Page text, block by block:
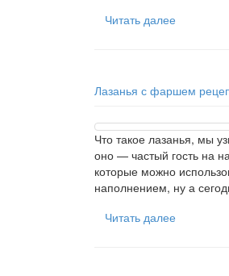
Читать далее
Лазанья с фаршем
Что такое лазанья, мы
оно — частый гость на
которые можно
наполнением, ну а
Читать далее